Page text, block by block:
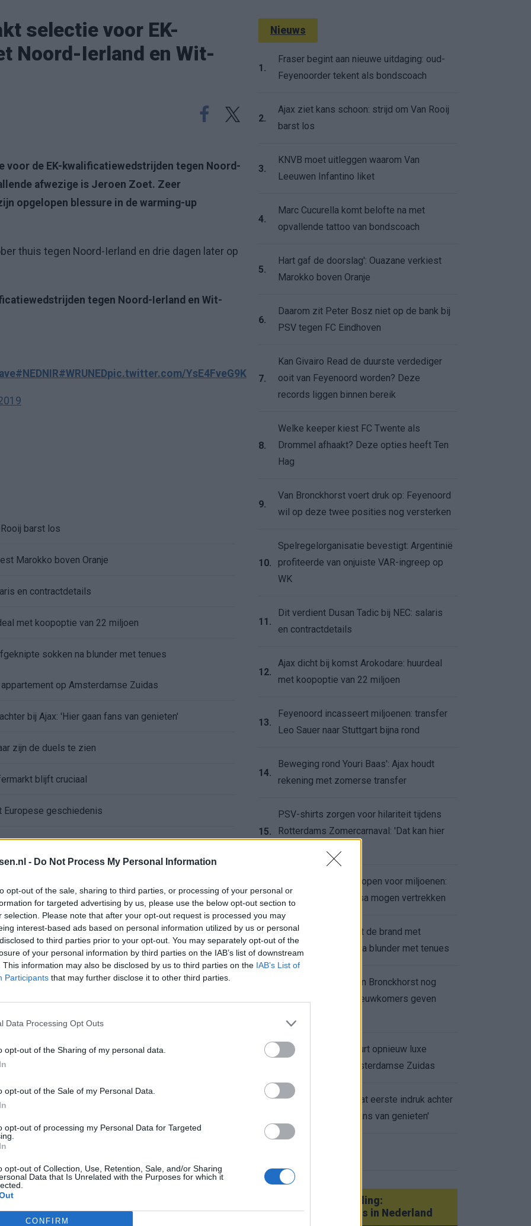
- Do Not Process My Personal Information
opt-out of the sale, sharing to third parties, or processing of your personal or
for targeted advertising by us, please use the below opt-out section to
selection. Please note that after your opt-out request is processed you may
interest-based ads based on personal information utilized by us or personal
to third parties prior to your opt-out. You may separately opt-out of the
of your personal information by third parties on the IAB’s list of downstream
This information may also be disclosed by us to third parties on the IAB’s List of
Participants that may further disclose it to other third parties.
Data Processing Opt Outs
opt-out of the Sharing of my personal data.
opt-out of the Sale of my Personal Data.
opt-out of processing my Personal Data for Targeted
opt-out of Collection, Use, Retention, Sale, and/or Sharing
Data that Is Unrelated with the Purposes for which it
CONFIRM
selectie voor EK-
Noord-Ierland en Wit-
voor de EK-kwalificatiewedstrijden tegen Noord-
afwezige is Jeroen Zoet. Zeer
opgelopen blessure in de warming-up
thuis tegen Noord-Ierland en drie dagen later op
tegen Noord-Ierland en Wit-
#NEDNIR#WRUNEDpic.twitter.com/YsE4FveG9K
barst los
Marokko boven Oranje
en contractdetails
met koopoptie van 22 miljoen
sokken na blunder met tenues
op Amsterdamse Zuidas
bij Ajax: 'Hier gaan fans van genieten'
zijn de duels te zien
blijft cruciaal
Europese geschiedenis
begint in de basis bij FC Barcelona
Abdellah Ouazane met Lionel Messi
na ruime zege op Vojvodina
naar Ajax - Vojvodina
van der Vaart en Sylvie Meis door de jaren heen
Ajax en FC Twente in Europa
"Kampioen met Jong Ajax"
geschiedenis met rode kaart in WK-finale
League? Dit zijn de belangrijke data
terugkeer: NEC onderzoekt komst van Ajax-icoon
Nieuws
1.
Fraser begint aan nieuwe uitdaging: oud-
Feyenoorder tekent als bondscoach
2.
Ajax ziet kans schoon: strijd om Van Rooij
barst los
3.
KNVB moet uitleggen waarom Van
Leeuwen Infantino liket
4.
Marc Cucurella komt belofte na met
opvallende tattoo van bondscoach
5.
Hart gaf de doorslag': Ouazane verkiest
Marokko boven Oranje
6.
Daarom zit Peter Bosz niet op de bank bij
PSV tegen FC Eindhoven
7.
Kan Givairo Read de duurste verdediger
ooit van Feyenoord worden? Deze
records liggen binnen bereik
8.
Welke keeper kiest FC Twente als
Drommel afhaakt? Deze opties heeft Ten
Hag
9.
Van Bronckhorst voert druk op: Feyenoord
wil op deze twee posities nog versterken
10.
Spelregelorganisatie bevestigt: Argentinië
profiteerde van onjuiste VAR-ingreep op
WK
11.
Dit verdient Dusan Tadic bij NEC: salaris
en contractdetails
12.
Ajax dicht bij komst Arokodare: huurdeal
met koopoptie van 22 miljoen
13.
Feyenoord incasseert miljoenen: transfer
Leo Sauer naar Stuttgart bijna rond
14.
Beweging rond Youri Baas': Ajax houdt
rekening met zomerse transfer
15.
PSV-shirts zorgen voor hilariteit tijdens
Rotterdams Zomercarnaval: 'Dat kan hier
16.
Feyenoord zet deur open voor miljoenen:
Ueda en Hadj Moussa mogen vertrekken
17.
Ajax helpt Burnley uit de brand met
afgeknipte sokken na blunder met tenues
Feyenoord onder Van Bronckhorst nog
altijd ongeslagen: nieuwkomers geven
19.
Hakim Ziyech verhuurt opnieuw luxe
appartement op Amsterdamse Zuidas
Marcos Leonardo laat eerste indruk achter
bij Ajax: 'Hier gaan fans van genieten'
Van Götze tot Sterling:
statementtransfers in Nederland